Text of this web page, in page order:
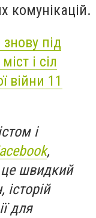
комунікацій.
під
і сіл
війни 11
і
,
швидкий
для